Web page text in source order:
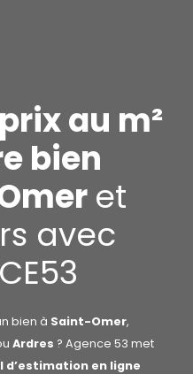
au m²
bien
et
avec
bien à Saint-Omer,
Ardres ? Agence 53 met
d’estimation en ligne